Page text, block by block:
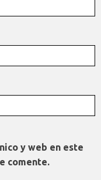
y web en este
comente.